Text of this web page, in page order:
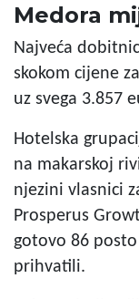
Medora
Najveća
skokom cijene
uz svega 3.857
Hotelska
na makarskoj
njezini vlasnici
Prosperus
gotovo 86
prihvatili.